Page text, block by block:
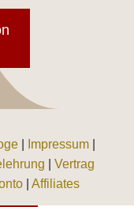
Impressum
|Vertrag
|Affiliates